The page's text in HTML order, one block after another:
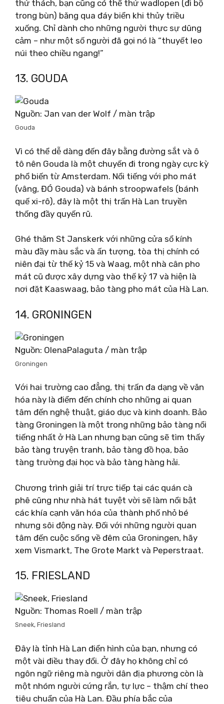
thử thách, bạn cũng có thể thử wadlopen (đi bộ
trong bùn) băng qua đáy biển khi thủy triều
xuống. Chỉ dành cho những người thực sự dũng
cảm – như một số người đã gọi nó là “thuyết leo
núi theo chiều ngang!”
13. GOUDA
Nguồn: Jan van der Wolf / màn trập
Gouda
Vì có thể dễ dàng đến đây bằng đường sắt và ô
tô nên Gouda là một chuyến đi trong ngày cực kỳ
phổ biến từ Amsterdam. Nổi tiếng với pho mát
(vâng, ĐÓ Gouda) và bánh stroopwafels (bánh
quế xi-rô), đây là một thị trấn Hà Lan truyền
thống đầy quyến rũ.
Ghé thăm St Janskerk với những cửa sổ kính
màu đầy màu sắc và ấn tượng, tòa thị chính có
niên đại từ thế kỷ 15 và Waag, một nhà cân pho
mát cũ được xây dựng vào thế kỷ 17 và hiện là
nơi đặt Kaaswaag, bảo tàng pho mát của Hà Lan.
14. GRONINGEN
Nguồn: OlenaPalaguta / màn trập
Groningen
Với hai trường cao đẳng, thị trấn đa dạng về văn
hóa này là điểm đến chính cho những ai quan
tâm đến nghệ thuật, giáo dục và kinh doanh. Bảo
tàng Groningen là một trong những bảo tàng nổi
tiếng nhất ở Hà Lan nhưng bạn cũng sẽ tìm thấy
bảo tàng truyện tranh, bảo tàng đồ họa, bảo
tàng trường đại học và bảo tàng hàng hải.
Chương trình giải trí trực tiếp tại các quán cà
phê cũng như nhà hát tuyệt vời sẽ làm nổi bật
các khía cạnh văn hóa của thành phố nhỏ bé
nhưng sôi động này. Đối với những người quan
tâm đến cuộc sống về đêm của Groningen, hãy
xem Vismarkt, The Grote Markt và Peperstraat.
15. FRIESLAND
Nguồn: Thomas Roell / màn trập
Sneek, Friesland
Đây là tỉnh Hà Lan điển hình của bạn, nhưng có
một vài điều thay đổi. Ở đây họ không chỉ có
ngôn ngữ riêng mà người dân địa phương còn là
một nhóm người cứng rắn, tự lực – thậm chí theo
tiêu chuẩn của Hà Lan. Đầu phía bắc của